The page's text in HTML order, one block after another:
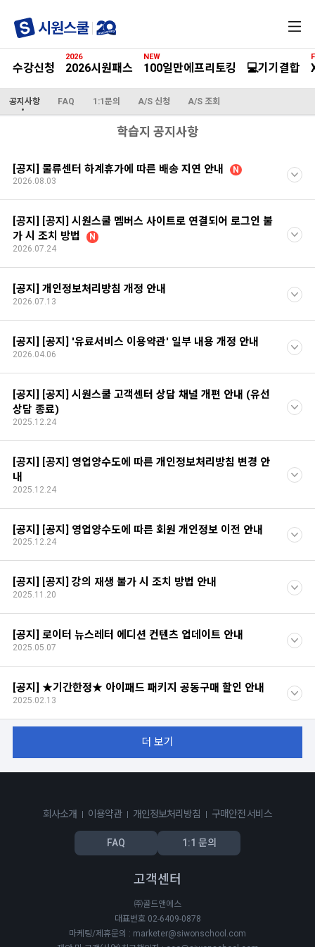
메
수강신청 2026시원패스
2026
100일만에프리토킹
NEW
💻기기결합
공지사항 FAQ 1:1문의 A/S 신청 A/S 조회
학습지 공지사항
[공지] 물류센터 하계휴가에 따른 배송 지연 안내
N
2026.08.03
[공지] [공지] 시원스쿨 멤버스 사이트로 연결되어 로그인 불
가 시 조치 방법
N
2026.07.24
[공지] 개인정보처리방침 개정 안내
2026.07.13
[공지] [공지] '유료서비스 이용약관' 일부 내용 개정 안내
2026.04.06
[공지] [공지] 시원스쿨 고객센터 상담 채널 개편 안내 (유선
상담 종료)
2025.12.24
[공지] [공지] 영업양수도에 따른 개인정보처리방침 변경 안
내
2025.12.24
[공지] [공지] 영업양수도에 따른 회원 개인정보 이전 안내
2025.12.24
[공지] [공지] 강의 재생 불가 시 조치 방법 안내
2025.11.20
[공지] 로이터 뉴스레터 에디션 컨텐츠 업데이트 안내
2025.05.07
[공지] ★기간한정★ 아이패드 패키지 공동구매 할인 안내
2025.02.13
더 보기
회사소개 이용약관 개인정보처리방침 구매안전 서비스
FAQ 1:1 문의
고객센터
㈜골드앤에스
대표번호 02-6409-0878
마케팅/제휴문의 : marketer@siwonschool.com